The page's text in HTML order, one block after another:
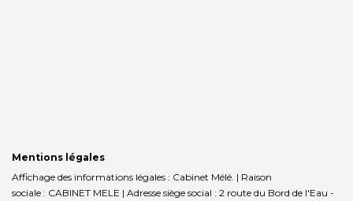
Mentions légales
Affichage des informations légales : Cabinet Mélé. | Raison
sociale : CABINET MELE | Adresse siège social : 2 route du Bord de l'Eau -